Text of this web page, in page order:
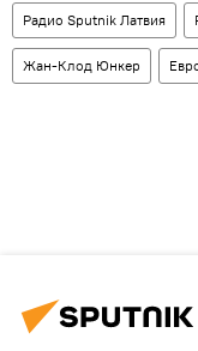
Радио Sputnik Латвия
Жан-Клод Юнкер